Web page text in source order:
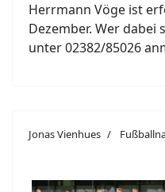
Herrmann Vöge ist
Dezember. Wer dabei
unter 02382/85026
Jonas Vienhues